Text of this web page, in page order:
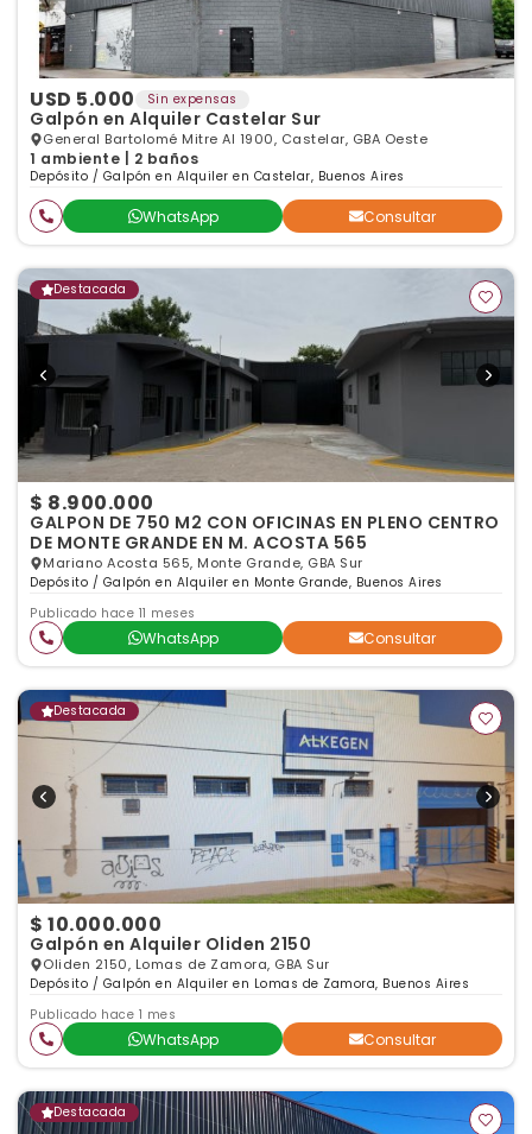
USD 5.000 Sin expensas
Galpón en Alquiler Castelar Sur
General Bartolomé Mitre Al 1900, Castelar, GBA Oeste
1 ambiente | 2 baños
Depósito / Galpón en Alquiler en Castelar, Buenos Aires
WhatsApp Consultar
Destacada
$ 8.900.000
GALPON DE 750 M2 CON OFICINAS EN PLENO CENTRO
DE MONTE GRANDE EN M. ACOSTA 565
Mariano Acosta 565, Monte Grande, GBA Sur
Depósito / Galpón en Alquiler en Monte Grande, Buenos Aires
Publicado hace 11 meses
WhatsApp Consultar
Destacada
$ 10.000.000
Galpón en Alquiler Oliden 2150
Oliden 2150, Lomas de Zamora, GBA Sur
Depósito / Galpón en Alquiler en Lomas de Zamora, Buenos Aires
Publicado hace 1 mes
WhatsApp Consultar
Destacada